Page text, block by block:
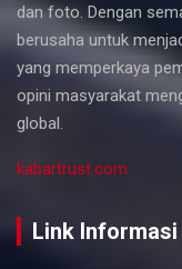
dan foto. Dengan
berusaha untuk
yang memperkaya
opini masyarakat
global.
kabartrust.com
Link Informasi